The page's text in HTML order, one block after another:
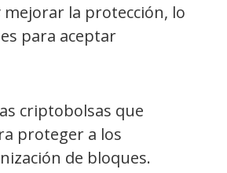
la protección, lo
para aceptar
criptobolsas que
proteger a los
de bloques.